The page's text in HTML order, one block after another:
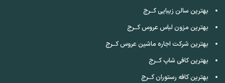
بهترین سالن زیبایی کــرج
بهترین مزون لباس عروس کــرج
بهترین شرکت اجاره ماشین عروس کــرج
بهترین کافی شاپ کــرج
بهترین کافه رستوران کــرج